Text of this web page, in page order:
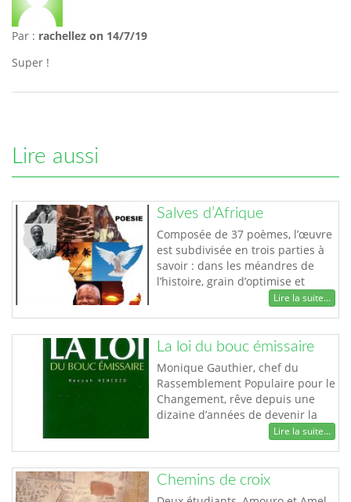
Par : rachellez on 14/7/19
Super !
Lire aussi
Salves d’Afrique
Composée de 37 poèmes, l’œuvre
est subdivisée en trois parties à
savoir : dans les méandres de
l’histoire, grain d’optimise et
lettre ouverte. Trois parties à
son pays le Togo ; confiance et
optimisme déjà décelés entre les
vers qu’il nous avait servit dans
son précédent recueil e…
Lire la suite...
La loi du bouc émissaire
Monique Gauthier, chef du
Rassemblement Populaire pour le
Changement, rêve depuis une
dizaine d’années de devenir la
première femme présidente en
religieuse satanique qu’elle dirige
avec l’aide de personnalités
Lire la suite...
Chemins de croix